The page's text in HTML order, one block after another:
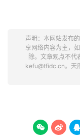
声明：本网站发布
享网络内容为主，
除。文章观点不代
kefu@tfidc.cn。 天
  